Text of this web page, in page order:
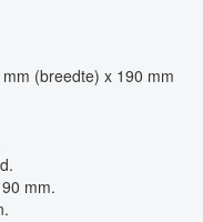
(breedte) x 190 mm
mm.